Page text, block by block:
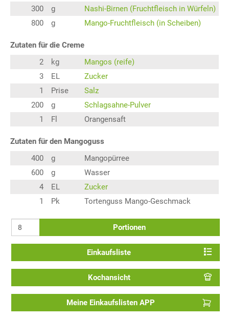
300
g
Nashi-Birnen (Fruchtfleisch in Würfeln)
800
g Mango-Fruchtfleisch (in Scheiben)
Zutaten für die Creme
2
kg
Mangos (reife)
3
EL
Zucker
1
Prise
Salz
200
g
Schlagsahne-Pulver
1
Fl Orangensaft
Zutaten für den Mangoguss
400
g
Mangopürree
600
g
Wasser
4
EL
Zucker
1
Pk Tortenguss Mango-Geschmack
Portionen
Einkaufsliste
Kochansicht
Meine Einkaufslisten APP